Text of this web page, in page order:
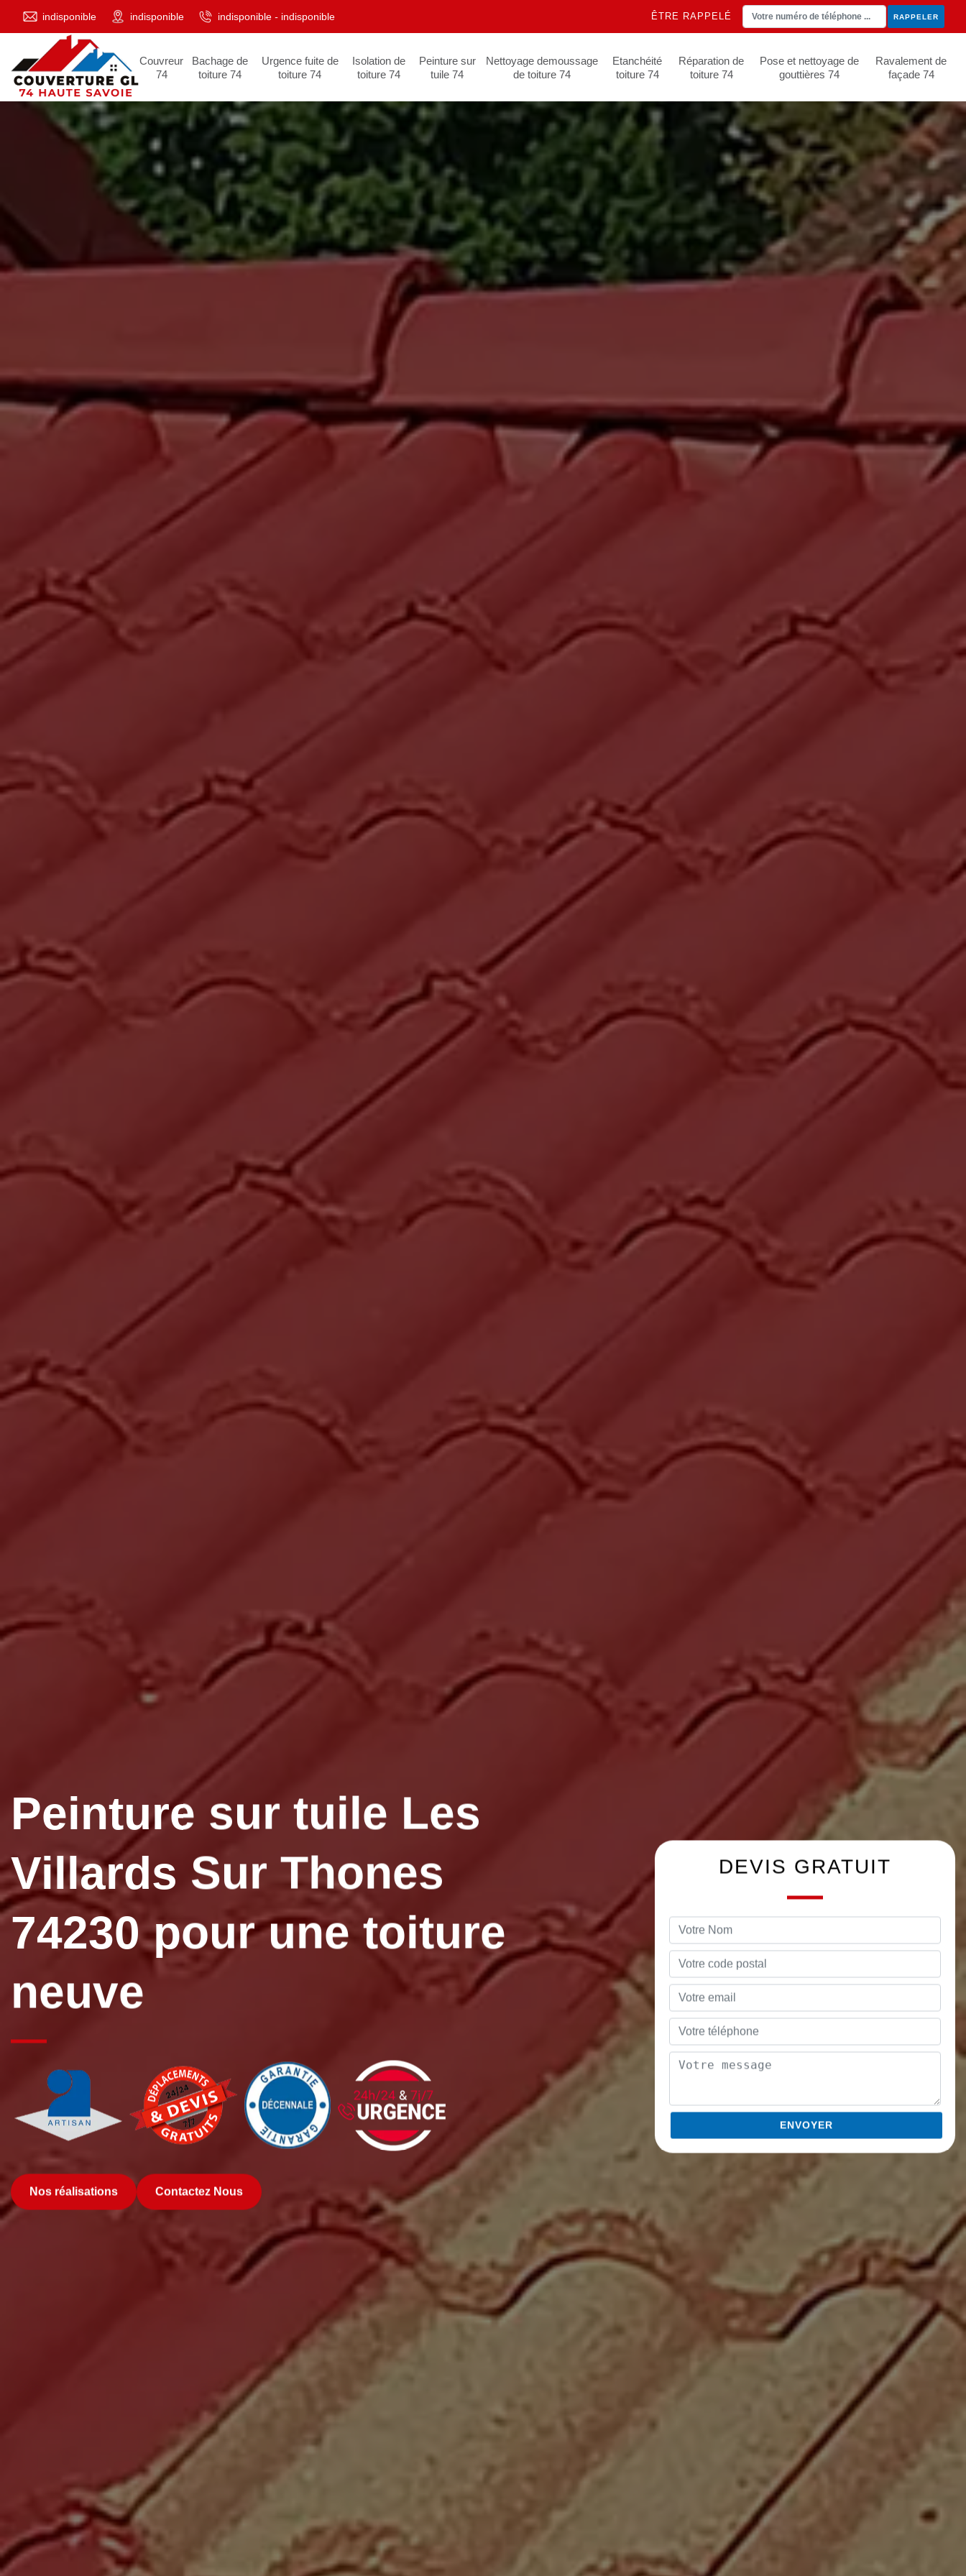
indisponible indisponible indisponible - indisponible ÊTRE RAPPELÉ
Couvreur
74
Bachage de
toiture 74
Urgence fuite de
toiture 74
Isolation de
toiture 74
Peinture sur
tuile 74
Nettoyage demoussage
de toiture 74
Etanchéité
toiture 74
Réparation de
toiture 74
Pose et nettoyage de
gouttières 74
Ravalement de
façade 74
Peinture sur tuile Les
Villards Sur Thones
74230 pour une toiture
neuve
Nos réalisations Contactez Nous
DEVIS GRATUIT